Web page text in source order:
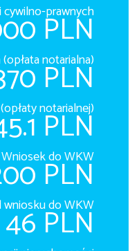
prawnych
PLN
notarialna)
PLN
notarialnej)
PLN
Wniosek do WKW
PLN
do WKW
46 PLN